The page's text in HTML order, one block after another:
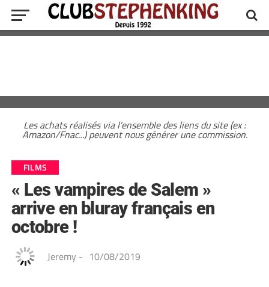
Les achats réalisés via l'ensemble des liens du site (ex :
Amazon/Fnac...) peuvent nous générer une commission.
FILMS
« Les vampires de Salem »
arrive en bluray français en
octobre !
Jeremy - 10/08/2019